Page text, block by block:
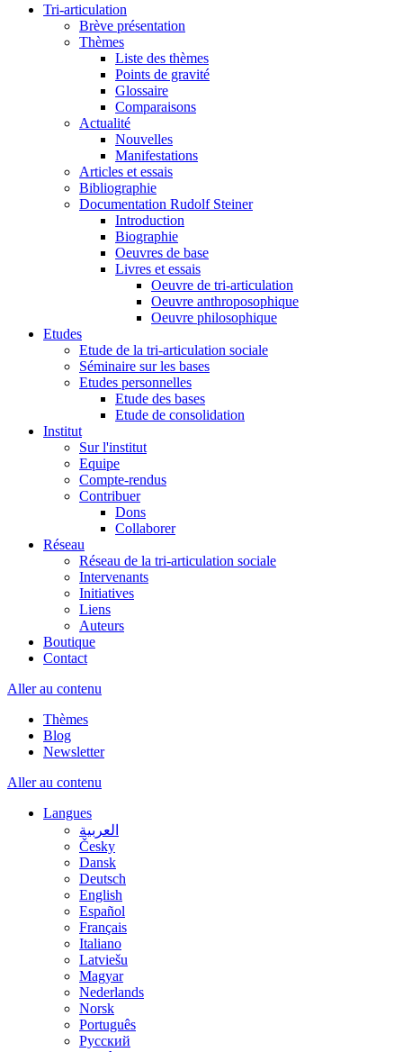
Tri-articulation
Brève présentation
Thèmes
Liste des thèmes
Points de gravité
Glossaire
Comparaisons
Actualité
Nouvelles
Manifestations
Articles et essais
Bibliographie
Documentation Rudolf Steiner
Introduction
Biographie
Oeuvres de base
Livres et essais
Oeuvre de tri-articulation
Oeuvre anthroposophique
Oeuvre philosophique
Etudes
Etude de la tri-articulation sociale
Séminaire sur les bases
Etudes personnelles
Etude des bases
Etude de consolidation
Institut
Sur l'institut
Equipe
Compte-rendus
Contribuer
Dons
Collaborer
Réseau
Réseau de la tri-articulation sociale
Intervenants
Initiatives
Liens
Auteurs
Boutique
Contact
Aller au contenu
Thèmes
Blog
Newsletter
Aller au contenu
Langues
العربية
Česky
Dansk
Deutsch
English
Español
Français
Italiano
Latviešu
Magyar
Nederlands
Norsk
Português
Русский